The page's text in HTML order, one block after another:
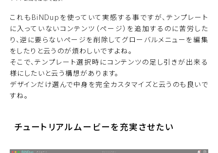
これもBiNDupを使っていて実感する事ですが、テンプレート
に入っていないコンテンツ（ページ）を追加するのに苦労した
り、逆に要らないページを削除してグローバルメニューを編集
をしたりと云うのが煩わしいですよね。
そこで、テンプレート選択時にコンテンツの足し引きが出来る
様にしたいと云う構想があります。
デザインだけ選んで中身を完全カスタマイズと云うのも良いで
すね。
チュートリアルムービーを充実させたい